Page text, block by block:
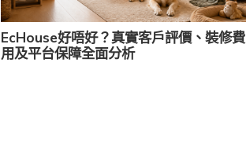
EcHouse好唔好？真實客戶評價、裝修費
用及平台保障全面分析